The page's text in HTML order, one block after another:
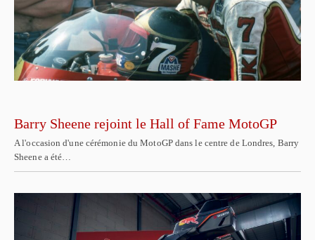
Barry Sheene rejoint le Hall of Fame MotoGP
A l'occasion d'une cérémonie du MotoGP dans le centre de Londres, Barry
Sheene a été…